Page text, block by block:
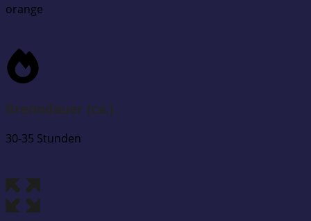
orange
Brenndauer (ca.)
30-35 Stunden